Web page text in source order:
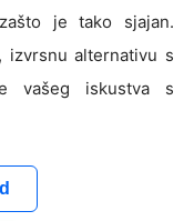
je tako sjajan.
izvrsnu alternativu s
vašeg iskustva s